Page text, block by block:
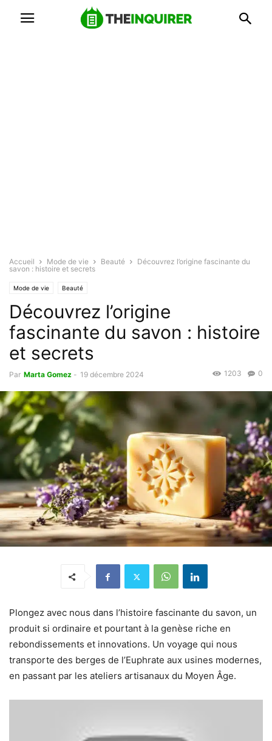
Accueil Mode de vie Beauté
Découvrez l’origine fascinante du
savon : histoire et secrets
Mode de vie Beauté
Découvrez l’origine
fascinante du savon : histoire
et secrets
Par Marta Gomez - 19 décembre 2024 0
1203
Plongez avec nous dans l’histoire fascinante du savon, un
produit si ordinaire et pourtant à la genèse riche en
rebondissements et innovations. Un voyage qui nous
transporte des berges de l’Euphrate aux usines modernes,
en passant par les ateliers artisanaux du Moyen Âge.